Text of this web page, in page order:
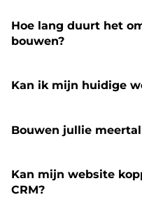
Hoe lang duurt het
bouwen?
Kan ik mijn huidige
Bouwen jullie
Kan mijn website
CRM?